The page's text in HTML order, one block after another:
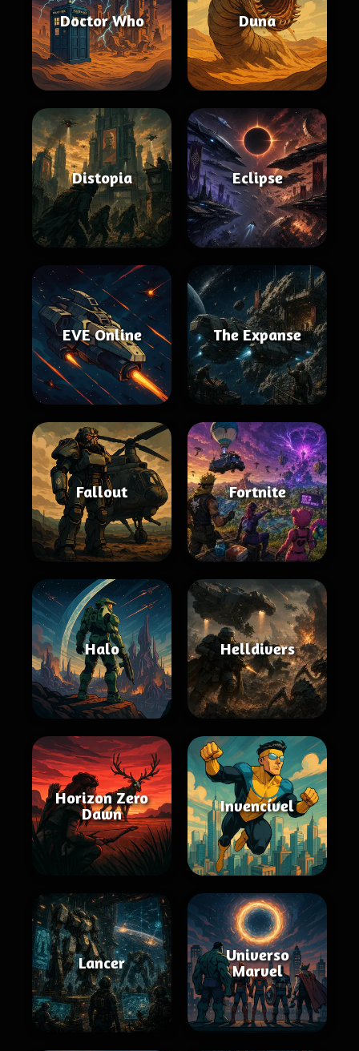
Doctor Who Duna
Distopia Eclipse
EVE Online The Expanse
Fallout Fortnite
Halo Helldivers
Horizon Zero
Dawn
Invencível
Lancer
Universo
Marvel